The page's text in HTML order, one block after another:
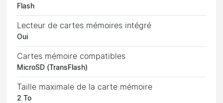
Flash
Lecteur de cartes mémoires intégré
Oui
Cartes mémoire compatibles
MicroSD (TransFlash)
Taille maximale de la carte mémoire
2 To